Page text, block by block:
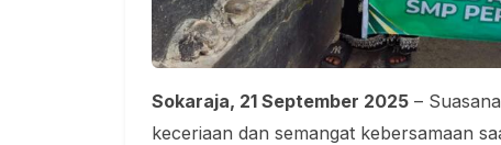
Sokaraja, 21 September 2025 –
keceriaan dan semangat kebersamaan